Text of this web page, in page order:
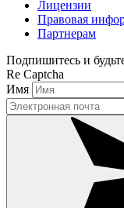
Лицензии
Правовая
Партнерам
Подпишитесь и
Re Captcha
Имя